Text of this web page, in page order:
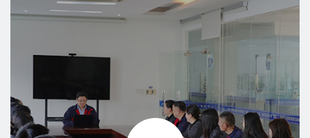
Shanghai Pinxing Explosion-proof Motor Co., Ltd
стремится предоставлять хорошие продукты для двигателей
и решения в области технологий двигателей для глобальных
промышленных предприятий и различных областей, а также
превратить компанию «Pinxing» в поставщика решений в
области технологий двигателей и производителя
двигателей в мировой автомобильной промышленности.